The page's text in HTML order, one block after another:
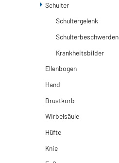
Schulter
Schultergelenk
Schulterbeschwerden
Krankheitsbilder
Ellenbogen
Hand
Brustkorb
Wirbelsäule
Hüfte
Knie